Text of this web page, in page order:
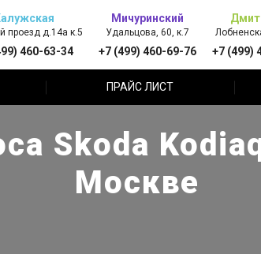
проезд д.14а к.5
460-63-34
Мичуринский
Удальцова, 60, к.7
+7 (499) 460-69-76 +7 (499)
ПРАЙС ЛИСТ
Skoda
Москве